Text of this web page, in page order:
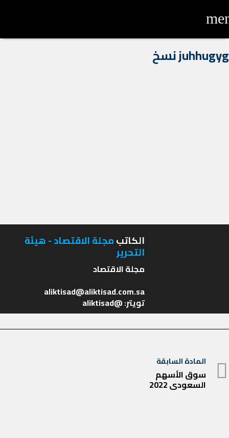
juhhugyg نسخ
الكاتبمجلة الاقتصاد - هيئة
التحرير
تويتر: @aliktisad
تصفّح
المقالات
المادة السابقة
المادة
السابقة
سوق الأسهم
السعودي 2022